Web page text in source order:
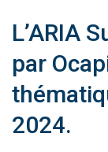
L’ARIA
par
2024.